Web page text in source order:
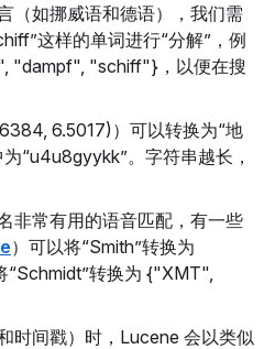
（如挪威语和德语），我们需
这样的单词进行“分解”，例
"dampf", "schiff"}，以便在搜
6.5017)）可以转换为“地
“u4u8gyykk”。字符串越长，
非常有用的语音匹配，有一些
）可以将“Smith”转换为
转换为 {"XMT",
时间戳）时，Lucene 会以类似